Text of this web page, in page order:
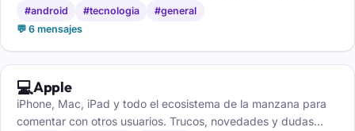
teléfono.
#android #tecnologia
#general
💬 6 mensajes
💻Apple
iPhone, Mac, iPad y todo el ecosistema de la manzana para
comentar con otros usuarios. Trucos, novedades y dudas